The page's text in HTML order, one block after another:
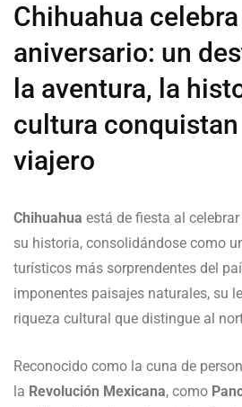
Chihuahua
aniversario: un
la aventura, la
cultura conquistan
viajero
Chihuahua está de fiesta al
su historia, consolidándose como
turísticos más sorprendentes del
imponentes paisajes naturales, su
riqueza cultural que distingue al
Reconocido como la cuna de
la Revolución Mexicana, como